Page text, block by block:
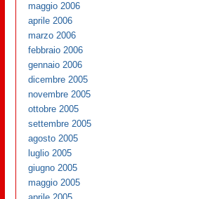
maggio 2006
aprile 2006
marzo 2006
febbraio 2006
gennaio 2006
dicembre 2005
novembre 2005
ottobre 2005
settembre 2005
agosto 2005
luglio 2005
giugno 2005
maggio 2005